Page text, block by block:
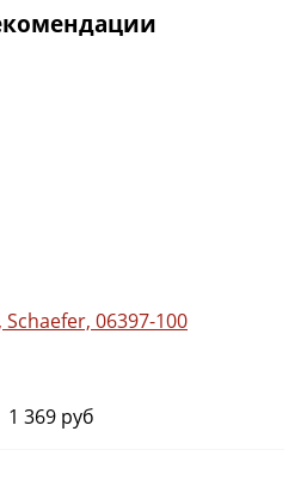
06397-100
1 369 руб